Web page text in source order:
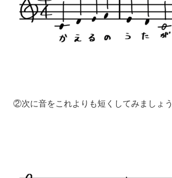
②次に音をこれよりも短くしてみましょう